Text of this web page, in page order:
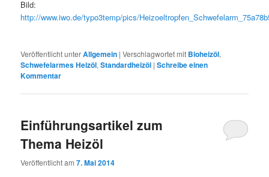
Bild:
http://www.iwo.de/typo3temp/pics/
Veröffentlicht unterAllgemein |Verschlagwortet mit Bioheizöl,
Schwefelarmes Heizöl,Standardheizöl |Schreibe einen
Kommentar
Einführungsartikel zum
Thema Heizöl
Veröffentlicht am7. Mai 2014